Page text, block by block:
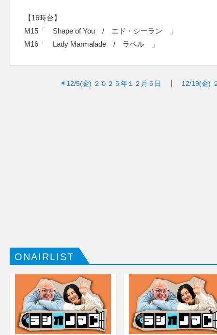
【16時台】
M15「 Shape of You / エド・シーラン 」
M16「 Lady Marmalade / ラベル 」
12/5(金) ２０２５年１２月５日 12/19(金)
ONAIRLIST